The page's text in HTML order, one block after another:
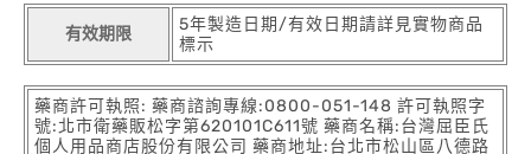
有效期限
5年製造日期/有效日期請詳見實物商品
標示
藥商許可執照: 藥商諮詢專線:0800-051-148 許可執照字
號:北市衛藥販松字第620101C611號 藥商名稱:台灣屈臣氏
個人用品商店股份有限公司 藥商地址:台北市松山區八德路